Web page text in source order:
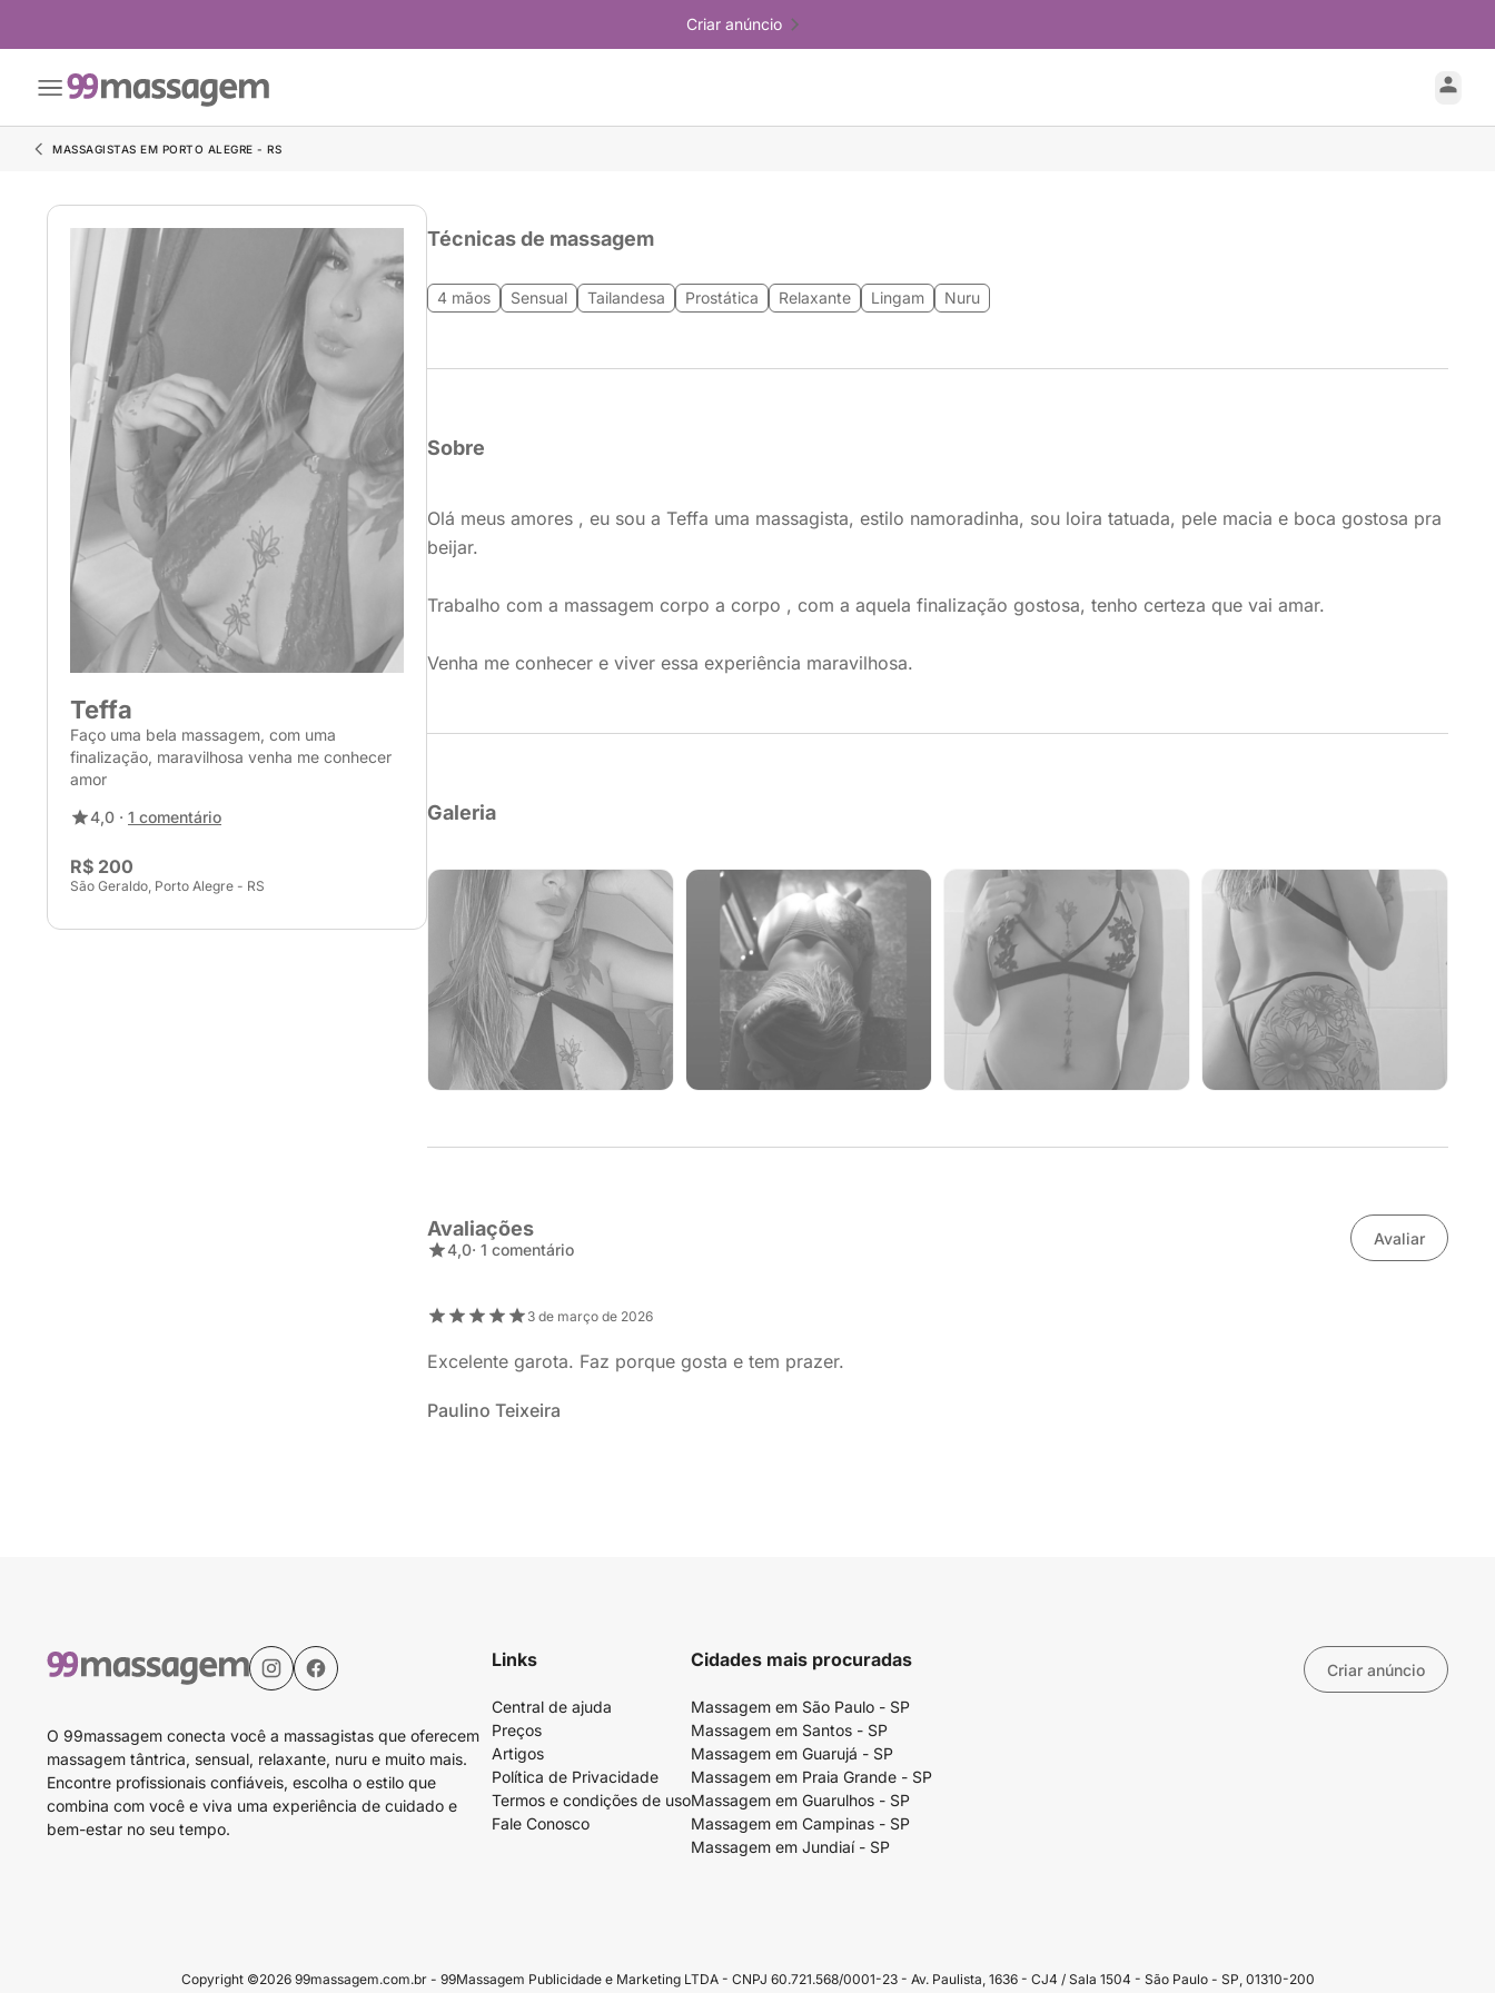
Criar anúncio
MASSAGISTAS EM PORTO ALEGRE - RS
Teffa
Faço uma bela massagem, com uma
finalização, maravilhosa venha me conhecer
amor
4,0 · 1 comentário
R$ 200
São Geraldo, Porto Alegre - RS
Técnicas de massagem
4 mãos Sensual Tailandesa Prostática Relaxante Lingam Nuru
Sobre
Olá meus amores , eu sou a Teffa uma massagista, estilo namoradinha, sou loira tatuada, pele macia e boca gostosa pra
beijar.
Trabalho com a massagem corpo a corpo , com a aquela finalização gostosa, tenho certeza que vai amar.
Venha me conhecer e viver essa experiência maravilhosa.
Galeria
Avaliações
4,0· 1 comentário
Avaliar
3 de março de 2026
Excelente garota. Faz porque gosta e tem prazer.
Paulino Teixeira
O 99massagem conecta você a massagistas que oferecem
massagem tântrica, sensual, relaxante, nuru e muito mais.
Encontre profissionais confiáveis, escolha o estilo que
combina com você e viva uma experiência de cuidado e
bem-estar no seu tempo.
Links
Central de ajuda
Preços
Artigos
Política de Privacidade
Termos e condições de uso
Fale Conosco
Cidades mais procuradas
Massagem em São Paulo - SP
Massagem em Santos - SP
Massagem em Guarujá - SP
Massagem em Praia Grande - SP
Massagem em Guarulhos - SP
Massagem em Campinas - SP
Massagem em Jundiaí - SP
Criar anúncio
Copyright ©2026 99massagem.com.br - 99Massagem Publicidade e Marketing LTDA - CNPJ 60.721.568/0001-23 - Av. Paulista, 1636 - CJ4 / Sala 1504 - São Paulo - SP, 01310-200